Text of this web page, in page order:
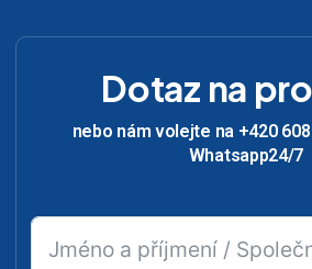
Dotaz na
nebo nám volejte na +420
Whatsapp24/7